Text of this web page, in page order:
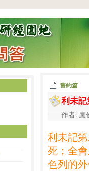
舊約篇
利未
作者: 盧
利未記
死；全
色列的